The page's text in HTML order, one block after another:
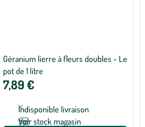
Géranium lierre à fleurs doubles - Le
pot de 1 litre
7,89 €
Indisponible livraison
Voir stock magasin